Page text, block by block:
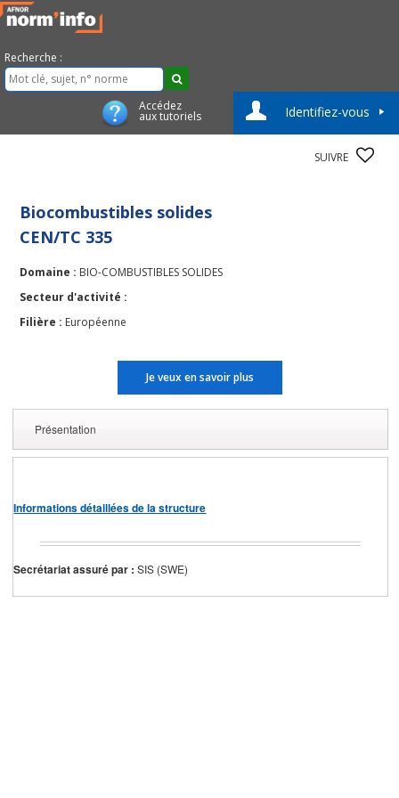
Recherche :
Accédez
aux tutoriels Identifiez-vous
SUIVRE
Biocombustibles solides
CEN/TC 335
Domaine : BIO-COMBUSTIBLES SOLIDES
Secteur d'activité :
Filière : Européenne
Je veux en savoir plus
Présentation
Informations détaillées de la structure
Secrétariat assuré par :SIS (SWE)